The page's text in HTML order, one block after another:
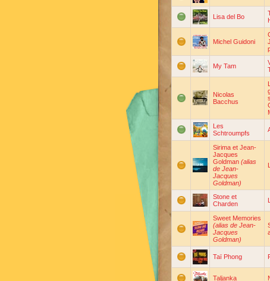
Lisa del Bo
Michel Guidoni
My Tam
Nicolas
Bacchus
Les
Schtroumpfs
Sirima et Jean-
Jacques
Goldman (alias
de Jean-
Jacques
Goldman)
Stone et
Charden
Sweet Memories
(alias de Jean-
Jacques
Goldman)
Taï Phong
Taljanka